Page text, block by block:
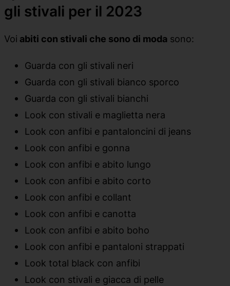
gli stivali per il 2023
Voi abiti con stivali che sono di moda sono:
Guarda con gli stivali neri
Guarda con gli stivali bianco sporco
Guarda con gli stivali bianchi
Look con stivali e maglietta nera
Look con anfibi e pantaloncini di jeans
Look con anfibi e gonna
Look con anfibi e abito lungo
Look con anfibi e abito corto
Look con anfibi e collant
Look con anfibi e canotta
Look con anfibi e abito boho
Look con anfibi e pantaloni strappati
Look total black con anfibi
Look con stivali e giacca di pelle